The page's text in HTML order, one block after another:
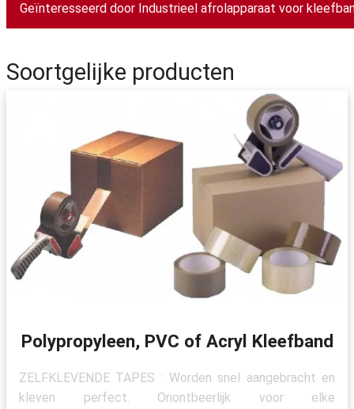
Geïnteresseerd door Industrieel afrolapparaat voor
Soortgelijke producten
Polypropyleen, PVC of Acryl Kleefband
ZELFKLEVENDE TAPES : Worden snel aangebracht en
kleven perfect. Onontbeerlijk voor elke